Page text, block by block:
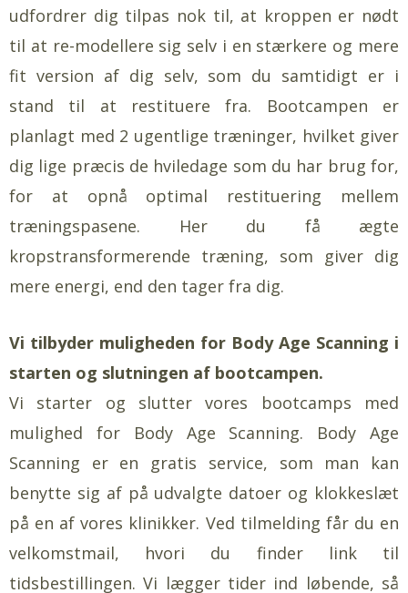
udfordrer dig tilpas nok til, at kroppen er nødt
til at re-modellere sig selv i en stærkere og mere
fit version af dig selv, som du samtidigt er i
stand til at restituere fra. Bootcampen er
planlagt med 2 ugentlige træninger, hvilket giver
dig lige præcis de hviledage som du har brug for,
for at opnå optimal restituering mellem
træningspasene. Her du få ægte
kropstransformerende træning, som giver dig
mere energi, end den tager fra dig.
Vi tilbyder muligheden for Body Age Scanning i
starten og slutningen af bootcampen.
Vi starter og slutter vores bootcamps med
mulighed for Body Age Scanning. Body Age
Scanning er en gratis service, som man kan
benytte sig af på udvalgte datoer og klokkeslæt
på en af vores klinikker. Ved tilmelding får du en
velkomstmail, hvori du finder link til
tidsbestillingen. Vi lægger tider ind løbende, så